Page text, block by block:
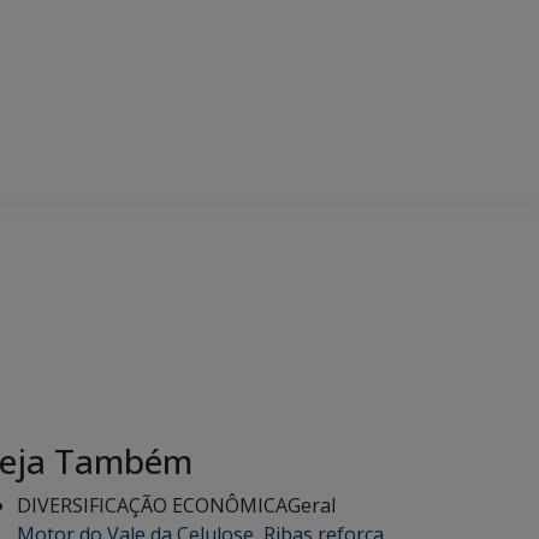
Também
DIVERSIFICAÇÃO ECONÔMICAGeral